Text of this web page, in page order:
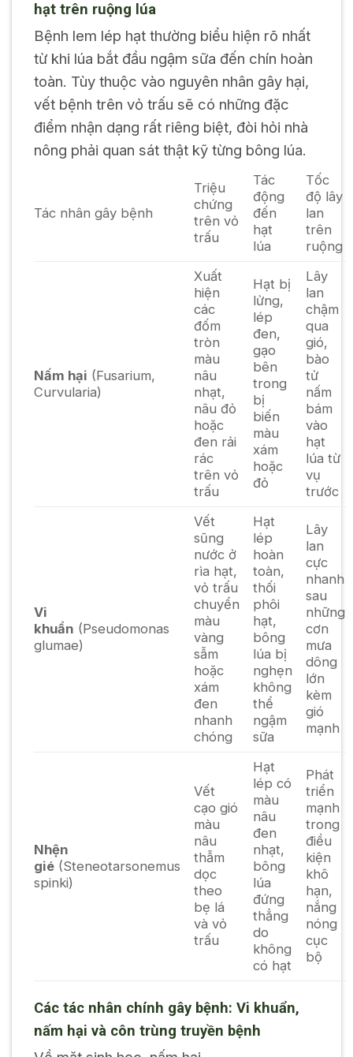
hạt trên ruộng lúa
Bệnh lem lép hạt thường biểu hiện rõ nhất
từ khi lúa bắt đầu ngậm sữa đến chín hoàn
toàn. Tùy thuộc vào nguyên nhân gây hại,
vết bệnh trên vỏ trấu sẽ có những đặc
điểm nhận dạng rất riêng biệt, đòi hỏi nhà
nông phải quan sát thật kỹ từng bông lúa.
Tác nhân gây bệnh
Triệu
chứng
trên vỏ
trấu
Tác
động
đến
hạt
lúa
Tốc
độ lây
lan
trên
ruộng
Nấm hại (Fusarium,
Curvularia)
Xuất
hiện
các
đốm
tròn
màu
nâu
nhạt,
nâu đỏ
hoặc
đen rải
rác
trên vỏ
trấu
Hạt bị
lửng,
lép
đen,
gạo
bên
trong
bị
biến
màu
xám
hoặc
đỏ
Lây
lan
chậm
qua
gió,
bào
tử
nấm
bám
vào
hạt
lúa từ
vụ
trước
Vi
khuẩn (Pseudomonas
glumae)
Vết
sũng
nước ở
rìa hạt,
vỏ trấu
chuyển
màu
vàng
sẫm
hoặc
xám
đen
nhanh
chóng
Hạt
lép
hoàn
toàn,
thối
phôi
hạt,
bông
lúa bị
nghẹn
không
thể
ngậm
sữa
Lây
lan
cực
nhanh
sau
những
cơn
mưa
dông
lớn
kèm
gió
mạnh
Nhện
gié(Steneotarsonemus
spinki)
Vết
cạo gió
màu
nâu
thẫm
dọc
theo
bẹ lá
và vỏ
trấu
Hạt
lép có
màu
nâu
đen
nhạt,
bông
lúa
đứng
thẳng
do
không
có hạt
Phát
triển
mạnh
trong
điều
kiện
khô
hạn,
nắng
nóng
cục
bộ
Các tác nhân chính gây bệnh: Vi khuẩn,
nấm hại và côn trùng truyền bệnh